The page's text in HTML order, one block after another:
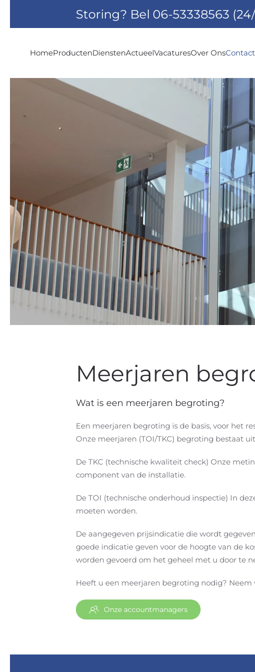
Storing? Bel 06-53338563
HomeProductenDienstenActueelVacaturesOver OnsContact
Meerjaren
Wat is een meerjaren begroting?
Een meerjaren begroting is de basis, voor het
Onze meerjaren (TOI/TKC) begroting bestaat
De TKC (technische kwaliteit check) Onze
component van de installatie.
De TOI (technische onderhoud inspectie) In
moeten worden.
De aangegeven prijsindicatie die wordt
goede indicatie geven voor de hoogte van de
worden gevoerd om het geheel met u door te
Heeft u een meerjaren begroting nodig?
Onze accountmanagers